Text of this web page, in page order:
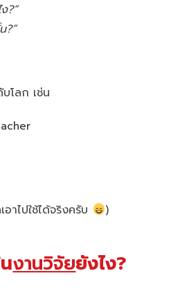
?”
?”
โลก เช่น
าไปใช้ได้จริงครับ )
งานวิจัยยังไง?